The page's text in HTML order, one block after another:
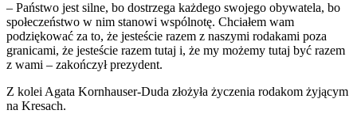
– Państwo jest silne, bo dostrzega każdego swojego obywatela, bo
społeczeństwo w nim stanowi wspólnotę. Chciałem wam
podziękować za to, że jesteście razem z naszymi rodakami poza
granicami, że jesteście razem tutaj i, że my możemy tutaj być razem
z wami – zakończył prezydent.
Z kolei Agata Kornhauser-Duda złożyła życzenia rodakom żyjącym
na Kresach.